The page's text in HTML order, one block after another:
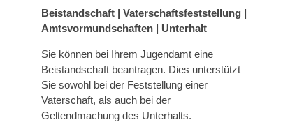
Beistandschaft | Vaterschaftsfeststellung |
Amtsvormundschaften | Unterhalt
Sie können bei Ihrem Jugendamt eine
Beistandschaft beantragen. Dies unterstützt
Sie sowohl bei der Feststellung einer
Vaterschaft, als auch bei der
Geltendmachung des Unterhalts.